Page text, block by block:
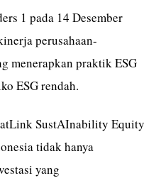
1 pada 14 Desember
perusahaan-
menerapkan praktik ESG
ESG rendah.
SustAInability Equity
tidak hanya
yang